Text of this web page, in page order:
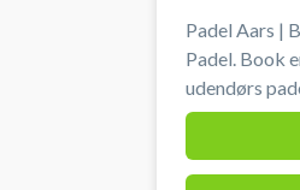
Padel Aars |
Padel. Book
udendørs
padelbanen 30 min af
padelbanerne hos
at leje